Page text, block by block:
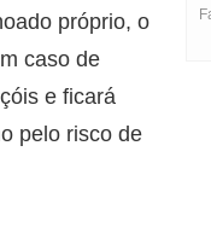
próprio, o
caso de
e ficará
pelo risco de